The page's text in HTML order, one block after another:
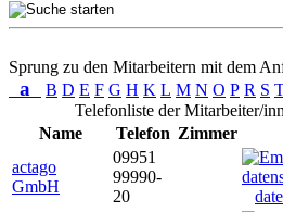
Sprung zu den Mitarbeitern mit dem
a B D E F G H K L M N O P R S
Telefonliste der Mitarbeiter/
Name
Telefon Zimmer
actago
GmbH
09951
99990-
20